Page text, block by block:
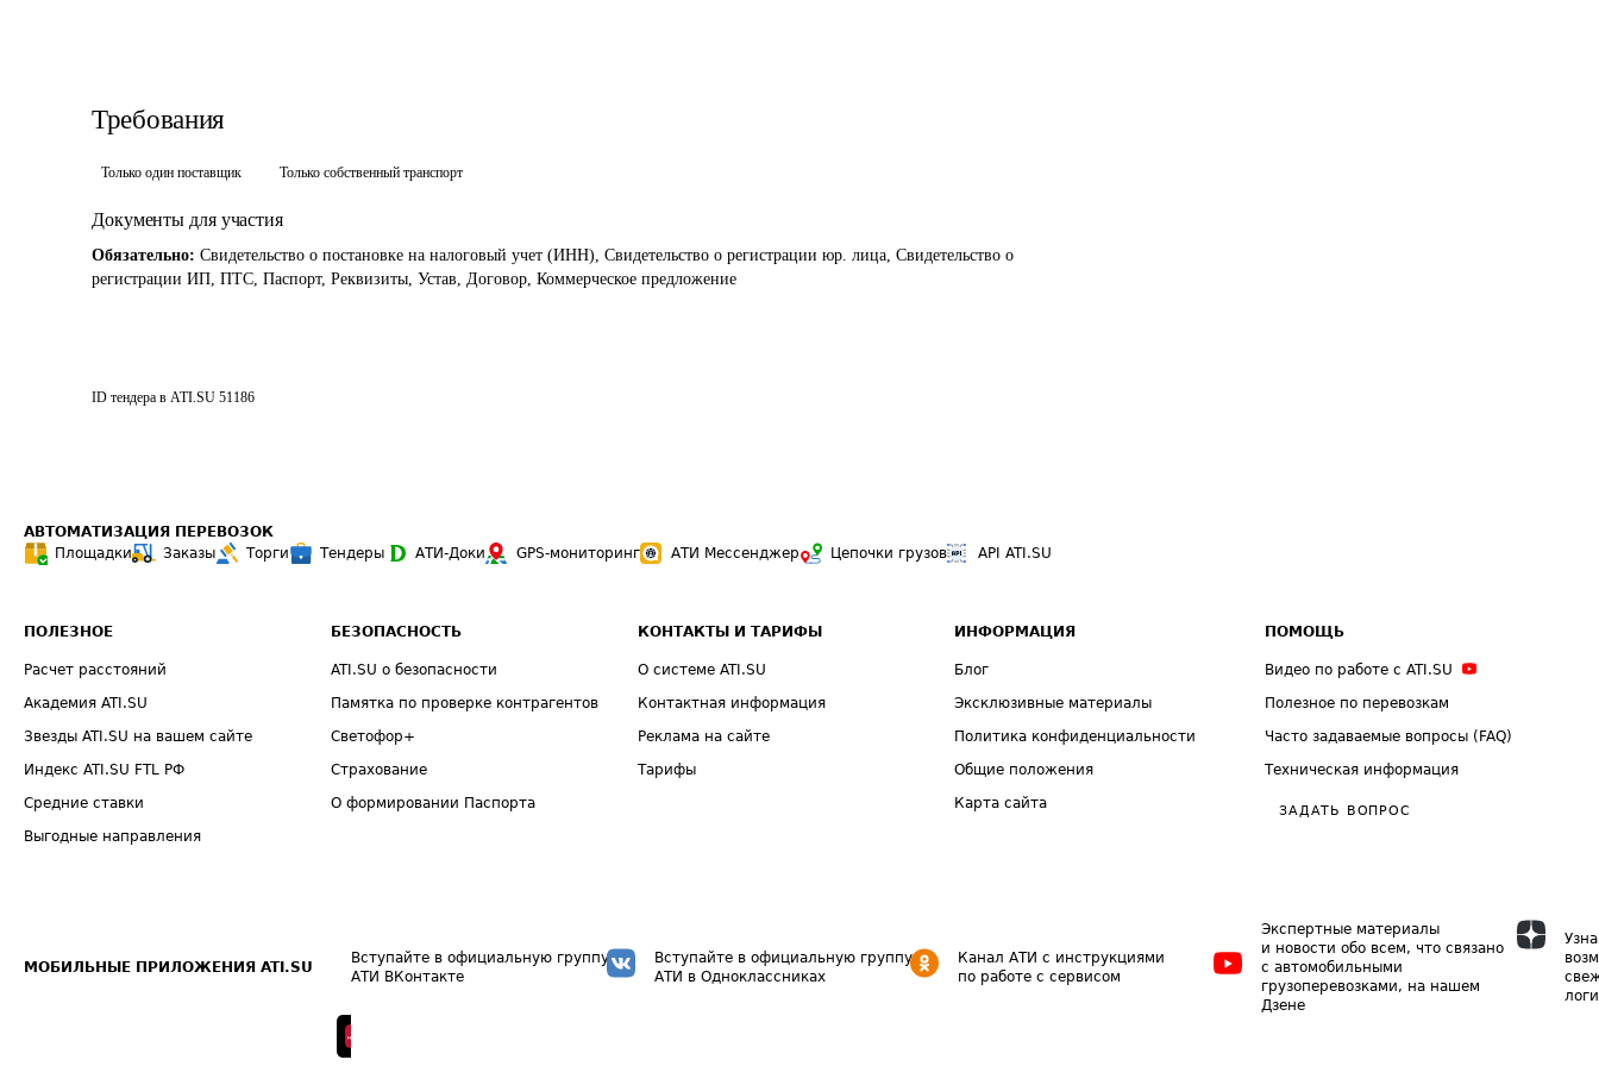
Требования
Только один поставщик Только собственный транспорт
Документы для участия
Обязательно: Свидетельство о постановке на налоговый учет (ИНН), Свидетельство о регистрации юр. лица, Свидетельство о
регистрации ИП, ПТС, Паспорт, Реквизиты, Устав, Договор, Коммерческое предложение
ID тендера в ATI.SU 51186
АВТОМАТИЗАЦИЯ ПЕРЕВОЗОК
Площадки
Заказы Торги Тендеры АТИ-Доки GPS-мониторинг АТИ Мессенджер Цепочки грузов API ATI.SU
ПОЛЕЗНОЕ
Расчет расстояний
Академия ATI.SU
Звезды ATI.SU на вашем сайте
Индекс ATI.SU FTL РФ
Средние ставки
Выгодные направления
БЕЗОПАСНОСТЬ
ATI.SU о безопасности
Памятка по проверке контрагентов
Светофор+
Страхование
О формировании Паспорта
КОНТАКТЫ И ТАРИФЫ
О системе ATI.SU
Контактная информация
Реклама на сайте
Тарифы
ИНФОРМАЦИЯ
Блог
Эксклюзивные материалы
Политика конфиденциальности
Общие положения
Карта сайта
ПОМОЩЬ
Видео по работе с ATI.SU
Полезное по перевозкам
Часто задаваемые вопросы (FAQ)
Техническая информация
ЗАДАТЬ ВОПРОС
МОБИЛЬНЫЕ ПРИЛОЖЕНИЯ ATI.SU
Вступайте в официальную группу
АТИ ВКонтакте
Вступайте в официальную группу
АТИ в Одноклассниках
Канал АТИ с инструкциями
по работе с сервисом
Экспертные материалы
и новости обо всем, что связано
с автомобильными
грузоперевозками, на нашем
Дзене